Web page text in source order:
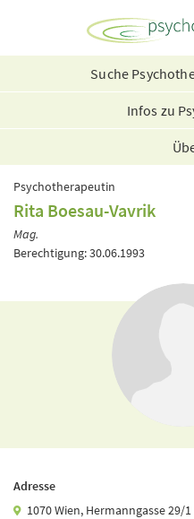
Suche
Infos zu
Psychotherapeutin
Rita Boesau-Vavrik
Mag.
Berechtigung: 30.06.1993
Adresse
1070 Wien, Hermanngasse 29/1